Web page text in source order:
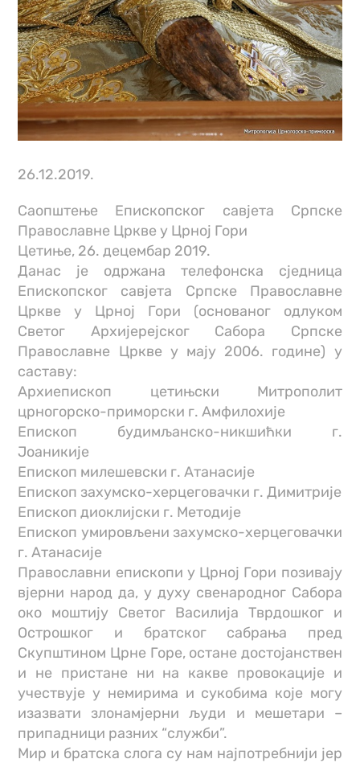
26.12.2019.
Саопштење Епископског савјета Српске
Православне Цркве у Црној Гори
Цетиње, 26. децембар 2019.
Данас је одржана телефонска сједница
Епископског савјета Српске Православне
Цркве у Црној Гори (основаног одлуком
Светог Архијерејског Сабора Српске
Православне Цркве у мају 2006. године) у
саставу:
Архиепископ цетињски Митрополит
црногорско-приморски г. Амфилохије
Епископ будимљанско-никшићки г.
Јоаникије
Епископ милешевски г. Атанасије
Епископ захумско-херцеговачки г. Димитрије
Епископ диоклијски г. Методије
Епископ умировљени захумско-херцеговачки
г. Атанасије
Православни епископи у Црној Гори позивају
вјерни народ да, у духу свенародног Сабора
око моштију Светог Василија Тврдошког и
Острошког и братског сабрања пред
Скупштином Црне Горе, остане достојанствен
и не пристане ни на какве провокације и
учествује у немирима и сукобима које могу
изазвати злонамјерни људи и мешетари –
припадници разних “служби”.
Мир и братска слога су нам најпотребнији јер